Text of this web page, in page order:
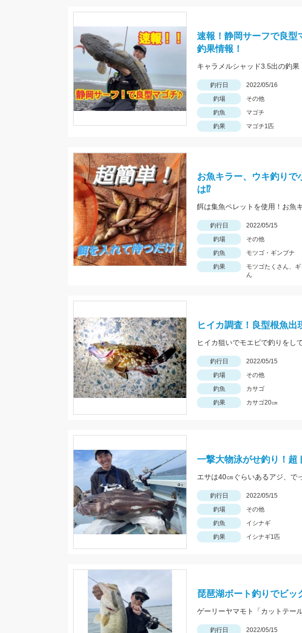
速報！静岡サーフで良型
釣果情報！
釣行日 2022/05/16
釣場
その他
釣魚
マゴチ
釣果
マゴチ1匹
お魚キラー、ウキ釣りで
は⁉
餌は集魚ペレットを使用！お魚
釣行日 2022/05/15
釣場
その他
釣魚
モツゴ・ギンブナ
釣果
モツゴたくさん、
ん
ヒイカ調査！良型根魚
ヒイカ狙いでモエビで釣りをし
釣行日 2022/05/15
釣場
その他
釣魚
カサゴ
釣果
カサゴ20㎝
一撃大物泳がせ釣り！
釣行日 2022/05/15
釣場
その他
釣魚
イシナギ
釣果
イシナギ1匹
琵琶湖ボート釣りでビッ
ゲーリーヤマモト「カットテー
釣行日 2022/05/15